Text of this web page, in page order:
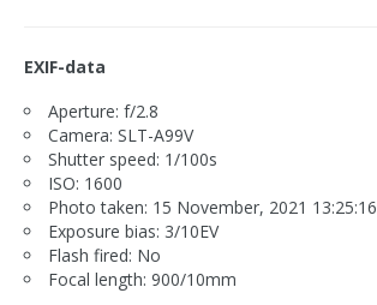
EXIF-data
Aperture: f/2.8
Camera: SLT-A99V
Shutter speed: 1/100s
ISO: 1600
Photo taken: 15 November, 2021 13:25:16
Exposure bias: 3/10EV
Flash fired: No
Focal length: 900/10mm